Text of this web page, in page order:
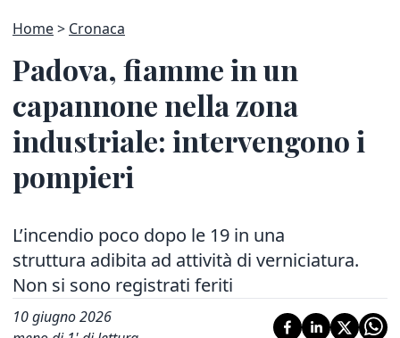
Home Cronaca
Padova, fiamme in un
capannone nella zona
industriale: intervengono i
pompieri
L’incendio poco dopo le 19 in una
struttura adibita ad attività di verniciatura.
Non si sono registrati feriti
10 giugno 2026